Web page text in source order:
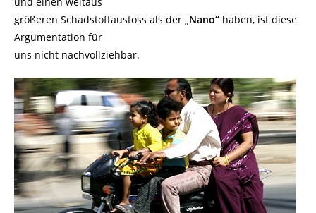
größeren Schadstoffaustoss als der „Nano“ haben, ist diese
Argumentation für
uns nicht nachvollziehbar.